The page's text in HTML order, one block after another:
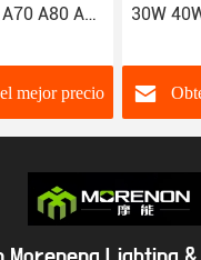
A80 A95
precio
30W 40W